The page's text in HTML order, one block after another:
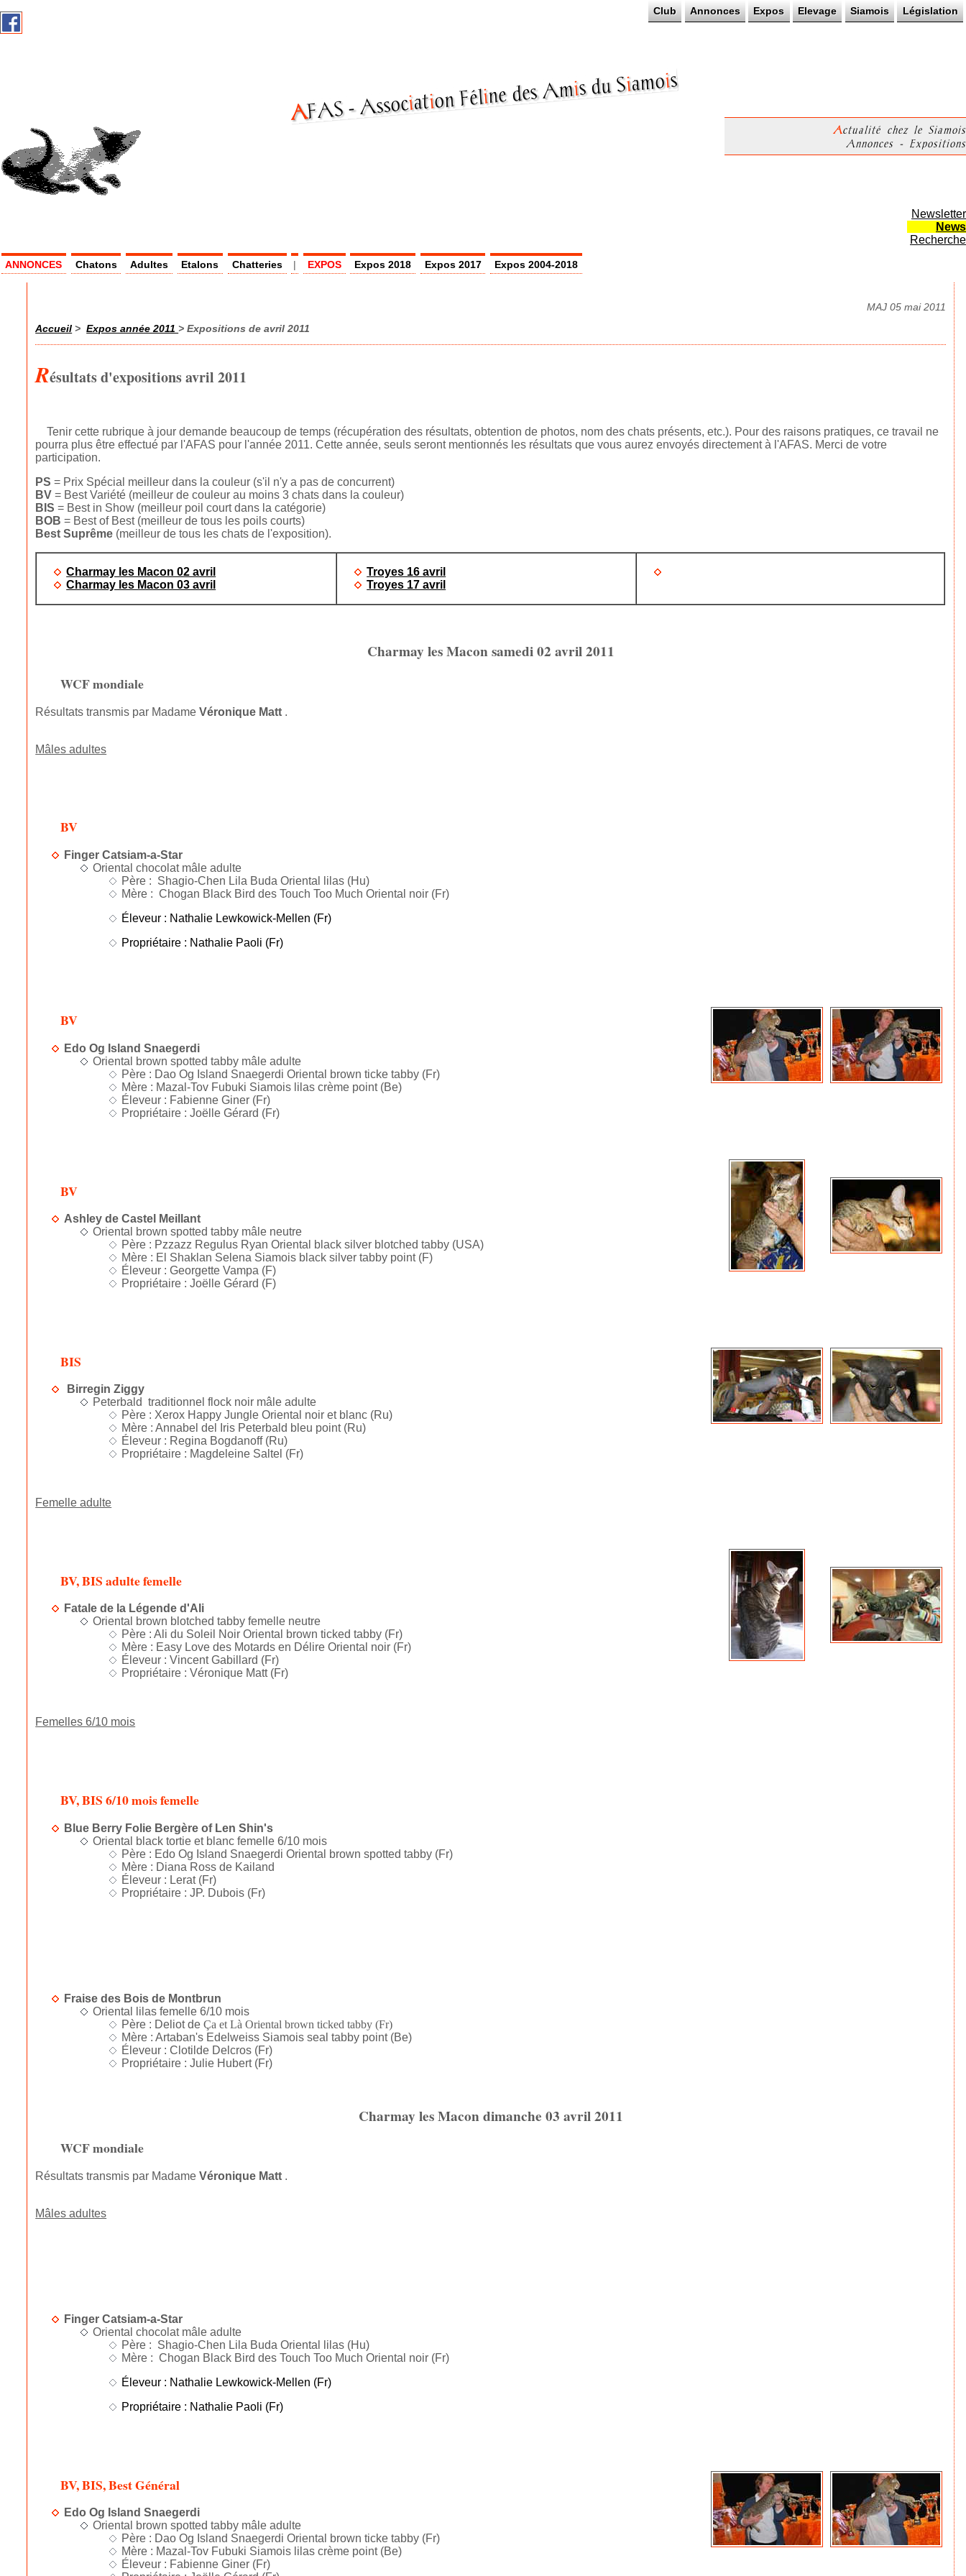
Club Annonces Expos Elevage Siamois Législation
AF
AS -Association Féline des Amis du Siamois
Actualité chez le Siamois
Annonces - Expositions
Newsletter
News
Recherche
ANNONCES Chatons Adultes Etalons Chatteries | EXPOS Expos 2018 Expos 2017 Expos 2004-2018
MAJ 05 mai 2011
Accueil >Expos année 2011> Expositions de avril 2011
Résultats d'expositions avril 2011
Tenir cette rubrique à jour demande beaucoup de temps (récupération des résultats, obtention de photos, nom des chats présents, etc.). Pour des raisons pratiques, ce travail ne
pourra plus être effectué par l'AFAS pour l'année 2011. Cette année, seuls seront mentionnés les résultats que vous aurez envoyés directement à l'AFAS. Merci de votre
participation.
PS = Prix Spécial meilleur dans la couleur (s'il n'y a pas de concurrent)
BV = Best Variété (meilleur de couleur au moins 3 chats dans la couleur)
BIS = Best in Show (meilleur poil court dans la catégorie)
BOB = Best of Best (meilleur de tous les poils courts)
Best Suprême (meilleur de tous les chats de l'exposition).
Charmay les Macon 02 avril
Charmay les Macon 03 avril
Troyes 16 avril
Troyes 17 avril
Charmay les Macon samedi 02 avril 2011
WCF mondiale
Résultats transmis par MadameVéronique Matt .
Mâles adultes
BV
Finger Catsiam-a-Star
Oriental chocolat mâle adulte
Père : Shagio-Chen Lila Buda Oriental lilas (Hu)
Mère : Chogan Black Bird des Touch Too Much Oriental noir (Fr)
Éleveur : Nathalie Lewkowick-Mellen (Fr)
Propriétaire : Nathalie Paoli (Fr)
BV
Edo Og Island Snaegerdi
Oriental brown spotted tabby mâle adulte
Père : Dao Og Island Snaegerdi Oriental brown ticke tabby (Fr)
Mère : Mazal-Tov Fubuki Siamois lilas crème point (Be)
Éleveur : Fabienne Giner (Fr)
Propriétaire : Joëlle Gérard (Fr)
BV
Ashley de Castel Meillant
Oriental brown spotted tabby mâle neutre
Père : Pzzazz Regulus Ryan Oriental black silver blotched tabby (USA)
Mère : El Shaklan Selena Siamois black silver tabby point (F)
Éleveur : Georgette Vampa (F)
Propriétaire : Joëlle Gérard (F)
BIS
Birregin Ziggy
Peterbald traditionnel flock noir mâle adulte
Père : Xerox Happy Jungle Oriental noir et blanc (Ru)
Mère : Annabel del Iris Peterbald bleu point (Ru)
Éleveur : Regina Bogdanoff (Ru)
Propriétaire : Magdeleine Saltel (Fr)
Femelle adulte
BV, BIS adulte femelle
Fatale de la Légende d'Ali
Oriental brown blotched tabby femelle neutre
Père : Ali du Soleil Noir Oriental brown ticked tabby (Fr)
Mère : Easy Love des Motards en Délire Oriental noir (Fr)
Éleveur : Vincent Gabillard (Fr)
Propriétaire : Véronique Matt (Fr)
Femelles 6/10 mois
BV, BIS 6/10 mois femelle
Blue Berry Folie Bergère of Len Shin's
Oriental black tortie et blanc femelle 6/10 mois
Père : Edo Og Island Snaegerdi Oriental brown spotted tabby (Fr)
Mère : Diana Ross de Kailand
Éleveur : Lerat (Fr)
Propriétaire : JP. Dubois (Fr)
Fraise des Bois de Montbrun
Oriental lilas femelle 6/10 mois
Père : Deliot deÇa et Là Oriental brown ticked tabby (Fr)
Mère : Artaban's Edelweiss Siamois seal tabby point (Be)
Éleveur : Clotilde Delcros (Fr)
Propriétaire : Julie Hubert (Fr)
Charmay les Macon dimanche 03 avril 2011
WCF mondiale
Résultats transmis par MadameVéronique Matt .
Mâles adultes
Finger Catsiam-a-Star
Oriental chocolat mâle adulte
Père : Shagio-Chen Lila Buda Oriental lilas (Hu)
Mère : Chogan Black Bird des Touch Too Much Oriental noir (Fr)
Éleveur : Nathalie Lewkowick-Mellen (Fr)
Propriétaire : Nathalie Paoli (Fr)
BV, BIS, Best Général
Edo Og Island Snaegerdi
Oriental brown spotted tabby mâle adulte
Père : Dao Og Island Snaegerdi Oriental brown ticke tabby (Fr)
Mère : Mazal-Tov Fubuki Siamois lilas crème point (Be)
Éleveur : Fabienne Giner (Fr)